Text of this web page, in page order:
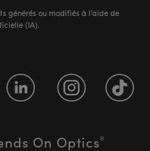
générés ou modifiés à l'aide de
(IA).
On Optics®